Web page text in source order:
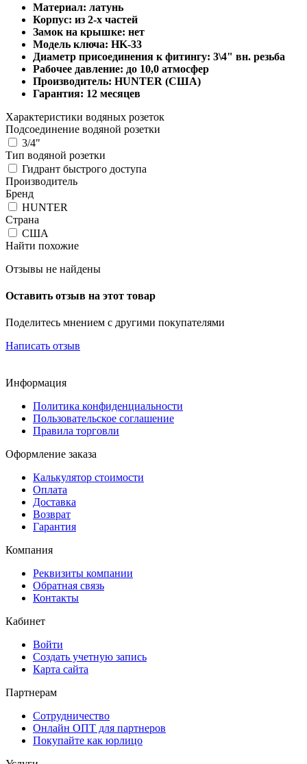
Материал: латунь
Корпус: из 2-х частей
Замок на крышке: нет
Модель ключа: HK-33
Диаметр присоединения к фитингу: 3\4" вн. резьба
Рабочее давление: до 10,0 атмоcфер
Производитель: HUNTER (США)
Гарантия: 12 месяцев
Характеристики водяных розеток
Подсоединение водяной розетки
3/4"
Тип водяной розетки
Гидрант быстрого доступа
Производитель
Бренд
HUNTER
Страна
США
Найти похожие
Отзывы не найдены
Оставить отзыв на этот товар
Поделитесь мнением с другими покупателями
Написать отзыв
Информация
Политика конфиденциальности
Пользовательское соглашение
Правила торговли
Оформление заказа
Калькулятор стоимости
Оплата
Доставка
Возврат
Гарантия
Компания
Реквизиты компании
Обратная связь
Контакты
Кабинет
Войти
Создать учетную запись
Карта сайта
Партнерам
Сотрудничество
Онлайн ОПТ для партнеров
Покупайте как юрлицо